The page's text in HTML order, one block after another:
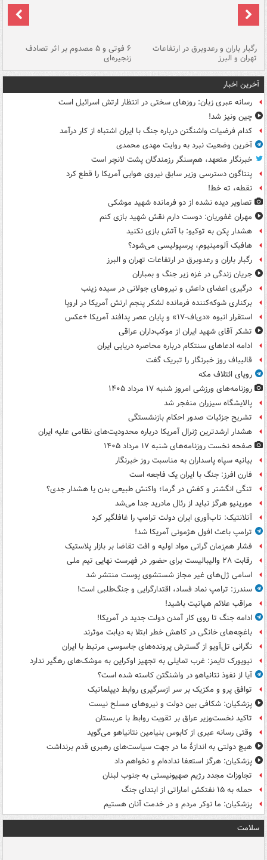
رگبار باران و رعدوبرق در ارتفاعات
تهران و البرز
۶ فوتی و ۵ مصدوم بر اثر تصادف
زنجیره‌ای
آخرین اخبار
رسانه عبری زبان: روزهای سختی در انتظار ارتش اسرائیل است
چین ونیز شد!
کدام فرضیات واشنگتن درباره جنگ با ایران اشتباه از کار درآمد
آخرین وضعیت نبرد به روایت مهدی محمدی
خبرنگار متعهد، هم‌سنگر رزمندگان پشت لانچر است
پنتاگون دسترسی وزیر سابق نیروی هوایی آمریکا را قطع کرد
نقطه، ته خط!
تصاویر دیده‌ نشده از دو فرمانده شهید موشکی
مهران غفوریان: دوست دارم نقش شهید بازی کنم
هشدار پکن به توکیو: با آتش بازی نکنید
هافبک آلومینیوم، پرسپولیسی می‌شود؟
رگبار باران و رعدوبرق در ارتفاعات تهران و البرز
جریان زندگی در غزه زیر جنگ و بمباران
درگیری اعضای داعش و نیروهای جولانی در سیده زینب
برکناری شوکه‌کننده فرمانده لشکر پنجم ارتش آمریکا در اروپا
استقرار انبوه «دی‌اف‑۱۷» و پایان عصر پدافند آمریکا +عکس
تشکر آقای شهید ایران از موکب‌داران عراقی
ادامه ادعاهای سنتکام درباره محاصره دریایی ایران
قالیباف روز خبرنگار را تبریک گفت
رویای ائتلاف مکه
روزنامه‌های ورزشی امروز ‌شنبه ۱۷ مرداد ۱۴۰۵
پالایشگاه سیزران منفجر شد
تشریح جزئیات صدور احکام بازنشستگی
هشدار ارشدترین ژنرال آمریکا درباره محدودیت‌های نظامی علیه ایران
صفحه نخست روزنامه‌های شنبه ۱۷ مرداد ۱۴۰۵
بیانیه سپاه پاسداران به مناسبت روز خبرنگار
فارن افرز: جنگ با ایران یک فاجعه است
تنگی انگشتر و کفش در گرما؛ واکنش طبیعی بدن یا هشدار جدی؟
مورینیو هرگز نباید از رئال مادرید جدا می‌شد
آتلانتیک: تاب‌آوری ایران دولت ترامپ را غافلگیر کرد
ترامپ باعث افول هژمونی آمریکا شد!
فشار هم‌زمان گرانی مواد اولیه و افت تقاضا بر بازار پلاستیک
رقابت ۲۸ والیبالیست برای حضور در فهرست نهایی تیم ملی
اسامی ژل‌های غیر مجاز شستشوی پوست منتشر شد
سندرز: ترامپ نماد فساد، اقتدارگرایی و جنگ‌طلبی است!
مراقب علائم هپاتیت باشید!
ادامه جنگ تا روی کار آمدن دولت جدید در آمریکا!
باغچه‌های خانگی در کاهش خطر ابتلا به دیابت موثرند
نگرانی تل‌آویو از گسترش پرونده‌های جاسوسی مرتبط با ایران
نیویورک تایمز: غرب تمایلی به تجهیز اوکراین به موشک‌های رهگیر ندارد
آیا از نفوذ نتانیاهو در واشنگتن کاسته شده است؟
توافق پرو و مکزیک بر سر ازسرگیری روابط دیپلماتیک
پزشکیان: شکافی بین دولت و نیروهای مسلح نیست
تاکید نخست‌وزیر عراق بر تقویت روابط با عربستان
وقتی رسانه عبری از کابوس بنیامین نتانیاهو می‌گوید
هیچ دولتی به اندازۀ ما در جهت سیاست‌های رهبری قدم برنداشت
پزشکیان: هرگز استعفا نداده‌ام و نخواهم داد
تجاوزات مجدد رژیم صهیونیستی به جنوب لبنان
حمله به ۱۵ نفتکش‌ اماراتی از ابتدای جنگ
پزشکیان: ما نوکر مردم و در خدمت آنان هستیم
سلامت